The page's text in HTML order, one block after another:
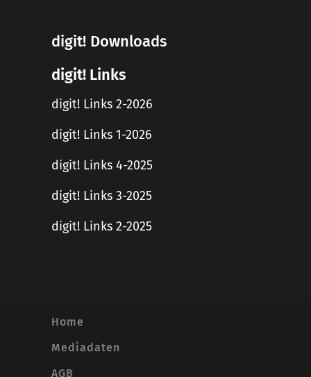
digit! Downloads
digit! Links
digit! Links 2-2026
digit! Links 1-2026
digit! Links 4-2025
digit! Links 3-2025
digit! Links 2-2025
Home
Mediadaten
AGB